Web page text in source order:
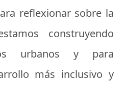
reflexionar sobre la
construyendo
urbanos y para
más inclusivo y